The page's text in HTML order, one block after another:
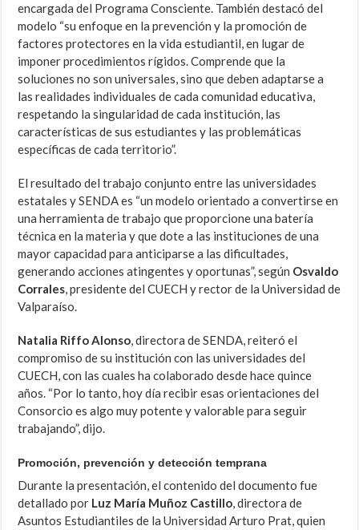
encargada del Programa Consciente. También destacó del
modelo “su enfoque en la prevención y la promoción de
factores protectores en la vida estudiantil, en lugar de
imponer procedimientos rígidos. Comprende que la
soluciones no son universales, sino que deben adaptarse a
las realidades individuales de cada comunidad educativa,
respetando la singularidad de cada institución, las
características de sus estudiantes y las problemáticas
específicas de cada territorio”.
El resultado del trabajo conjunto entre las universidades
estatales y SENDA es “un modelo orientado a convertirse en
una herramienta de trabajo que proporcione una batería
técnica en la materia y que dote a las instituciones de una
mayor capacidad para anticiparse a las dificultades,
generando acciones atingentes y oportunas”, según Osvaldo
Corrales, presidente del CUECH y rector de la Universidad de
Valparaíso.
Natalia Riffo Alonso, directora de SENDA, reiteró el
compromiso de su institución con las universidades del
CUECH, con las cuales ha colaborado desde hace quince
años. “Por lo tanto, hoy día recibir esas orientaciones del
Consorcio es algo muy potente y valorable para seguir
trabajando”, dijo.
Promoción, prevención y detección temprana
Durante la presentación, el contenido del documento fue
detallado por Luz María Muñoz Castillo, directora de
Asuntos Estudiantiles de la Universidad Arturo Prat, quien